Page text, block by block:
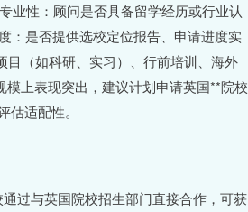
业性：顾问是否具备留学经历或行业认
：是否提供选校定位报告、申请进度实
（如科研、实习）、行前培训、海外
上表现突出，建议计划申请英国**院校
适配性。
过与英国院校招生部门直接合作，可获